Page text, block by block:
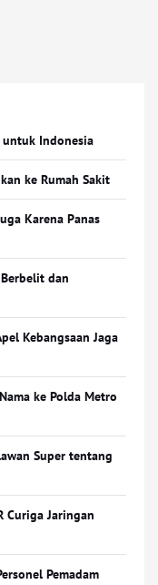
untuk Indonesia
ke Rumah Sakit
Karena Panas
dan
Kebangsaan Jaga
ke Polda Metro
Super tentang
Curiga Jaringan
Pemadam